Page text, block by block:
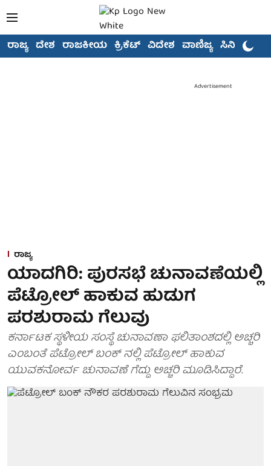
ರಾಜ್ಯ ದೇಶ ರಾಜಕೀಯ ಕ್ರಿಕೆಟ್ ವಿದೇಶ ವಾಣಿಜ್ಯ ಸಿನಿಮಾ
Advertisement
ರಾಜ್ಯ
ಯಾದಗಿರಿ: ಪುರಸಭೆ ಚುನಾವಣೆಯಲ್ಲಿ
ಪೆಟ್ರೋಲ್ ಹಾಕುವ ಹುಡುಗ
ಪರಶುರಾಮ ಗೆಲುವು
ಕರ್ನಾಟಕ ಸ್ಥಳೀಯ ಸಂಸ್ಥೆ ಚುನಾವಣಾ ಫಲಿತಾಂಶದಲ್ಲಿ ಅಚ್ಚರಿ
ಎಂಬಂತೆ ಪೆಟ್ರೋಲ್ ಬಂಕ್ ನಲ್ಲಿ ಪೆಟ್ರೋಲ್ ಹಾಕುವ
ಯುವಕನೋರ್ವ ಚುನಾವಣೆ ಗೆದ್ದು ಅಚ್ಚರಿ ಮೂಡಿಸಿದ್ದಾರೆ.